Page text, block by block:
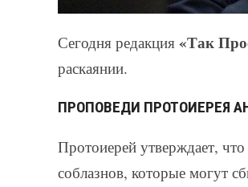
Сегодня редакция «Так
раскаянии.
ПРОПОВЕДИ ПРОТОИЕРЕЯ
Протоиерей утверждает,
соблазнов, которые могут